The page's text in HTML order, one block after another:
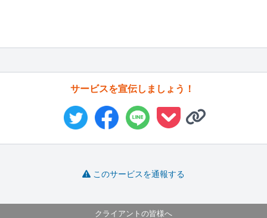
サービスを宣伝しましょう！
このサービスを通報する
クライアントの皆様へ